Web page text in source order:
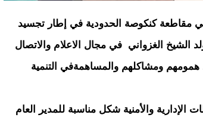
مقاطعة كنكوصة الحدودية في إطار تجسيد
الشيخ الغزواني في مجال الاعلام والاتصال
همومهم ومشاكلهم والمساهمةفي التنمية
والأمنية شكل مناسبة للمدير العام